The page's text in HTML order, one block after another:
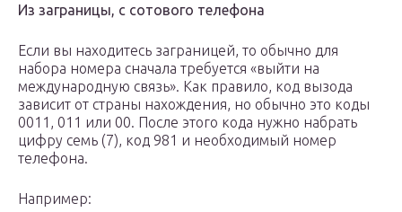
Из заграницы, с сотового телефона
Если вы находитесь заграницей, то обычно для
набора номера сначала требуется «выйти на
международную связь». Как правило, код вызода
зависит от страны нахождения, но обычно это коды
0011, 011 или 00. После этого кода нужно набрать
цифру семь (7), код 981 и необходимый номер
телефона.
Например: